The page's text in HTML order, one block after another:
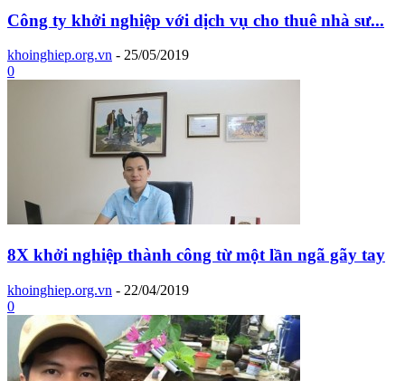
Công ty khởi nghiệp với dịch vụ cho thuê nhà sư...
khoinghiep.org.vn - 25/05/2019
0
8X khởi nghiệp thành công từ một lần ngã gãy tay
khoinghiep.org.vn - 22/04/2019
0